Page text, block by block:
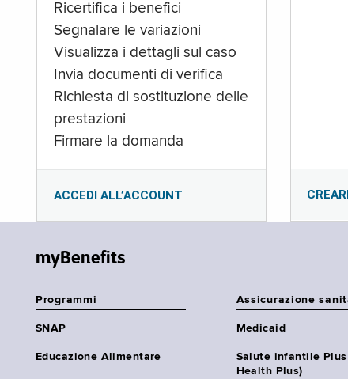
Ricertifica i benefici
Segnalare le variazioni
Visualizza i dettagli sul caso
Invia documenti di verifica
Richiesta di sostituzione delle
prestazioni
Firmare la domanda
ACCEDI ALL’ACCOUNT
myBenefits
Programmi
SNAP
Educazione Alimentare
Assicurazione
Medicaid
Salute infantile Plus
Health Plus)